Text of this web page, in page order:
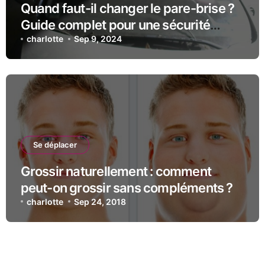
Quand faut-il changer le pare-brise ?
Guide complet pour une sécurité
optimale
charlotte Sep 9, 2024
Se déplacer
Grossir naturellement : comment
peut-on grossir sans compléments ?
charlotte Sep 24, 2018